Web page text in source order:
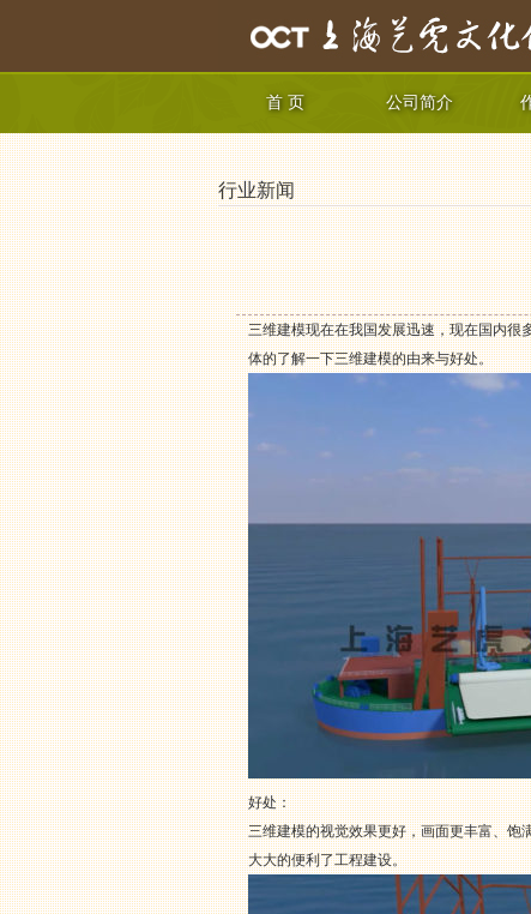
首 页 公司简介
行业新闻
三维建模现在在我国发展迅速，现在国内很
体的了解一下三维建模的由来与好处。
好处：
三维建模的视觉效果更好，画面更丰富、饱
大大的便利了工程建设。